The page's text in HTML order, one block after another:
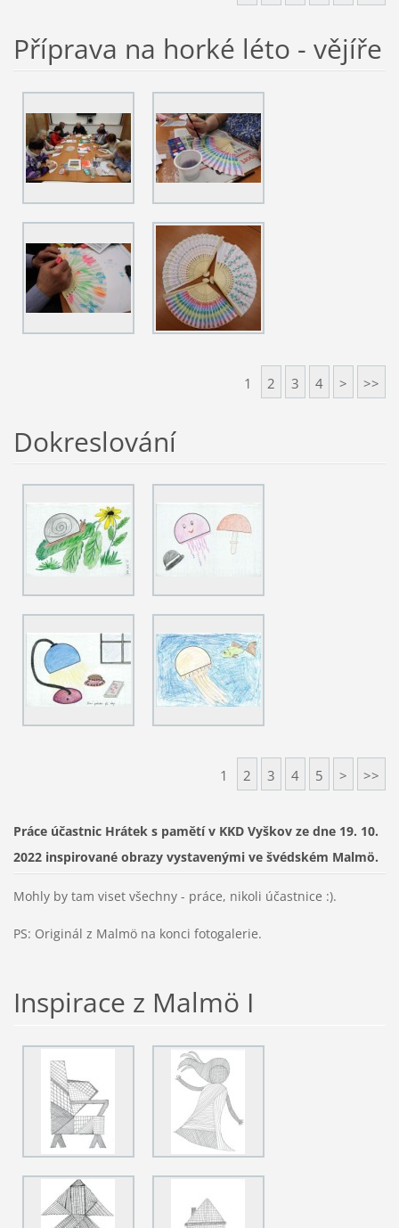
Příprava na horké léto - vějíře
1 2 3 4 > >>
Dokreslování
1 2 3 4 5 > >>
Práce účastnic Hrátek s pamětí v KKD Vyškov ze dne 19. 10.
2022 inspirované obrazy vystavenými ve švédském Malmö.
Mohly by tam viset všechny - práce, nikoli účastnice :).
PS: Originál z Malmö na konci fotogalerie.
Inspirace z Malmö I